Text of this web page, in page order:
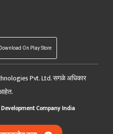
Download On Play Store
Pvt. Ltd. सगळे अधिकार
Company India